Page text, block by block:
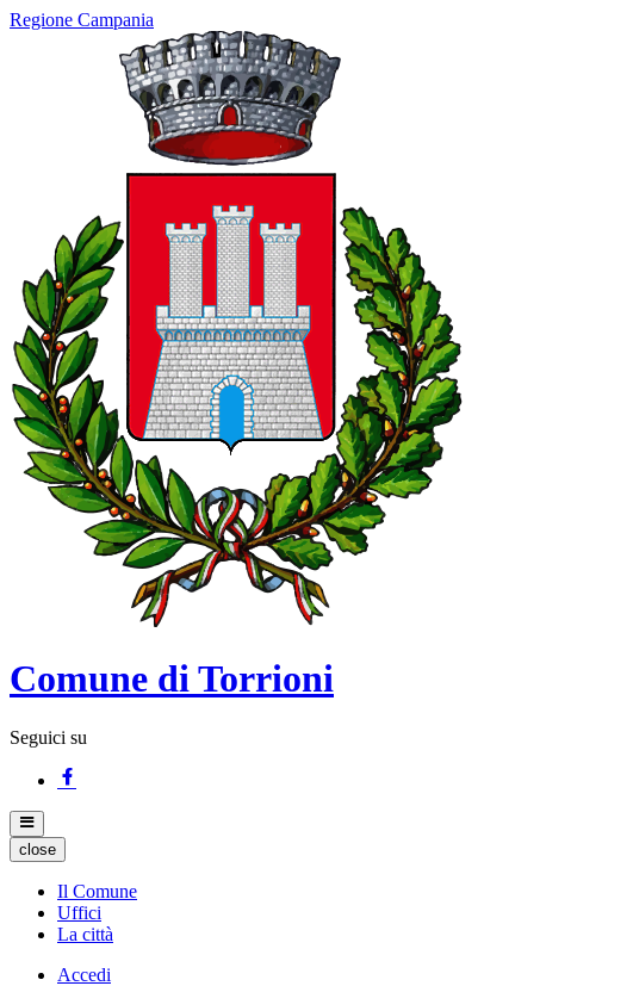
Regione Campania
Comune di Torrioni
Seguici su
close
Il Comune
Uffici
La città
Accedi